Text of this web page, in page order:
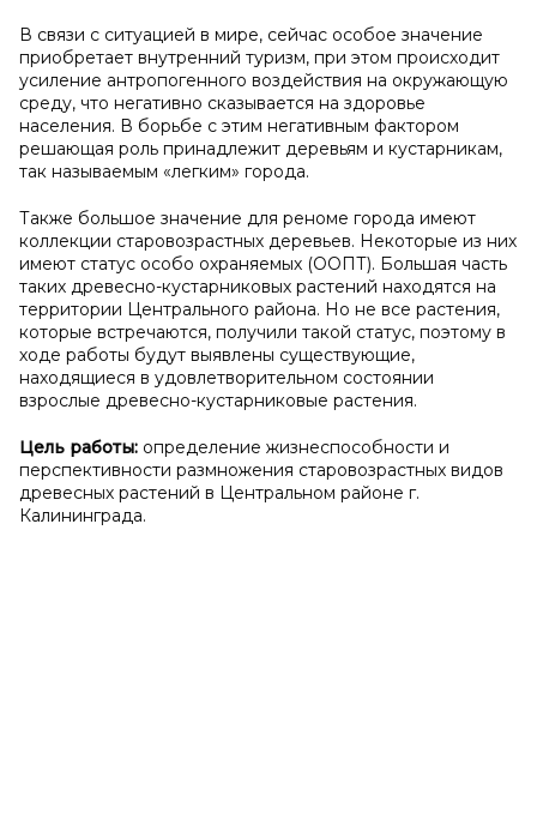
В связи с ситуацией в мире, сейчас особое значение
приобретает внутренний туризм, при этом происходит
усиление антропогенного воздействия на окружающую
среду, что негативно сказывается на здоровье
населения. В борьбе с этим негативным фактором
решающая роль принадлежит деревьям и кустарникам,
так называемым «легким» города.
Также большое значение для реноме города имеют
коллекции старовозрастных деревьев. Некоторые из них
имеют статус особо охраняемых (ООПТ). Большая часть
таких древесно-кустарниковых растений находятся на
территории Центрального района. Но не все растения,
которые встречаются, получили такой статус, поэтому в
ходе работы будут выявлены существующие,
находящиеся в удовлетворительном состоянии
взрослые древесно-кустарниковые растения.
Цель работы: определение жизнеспособности и
перспективности размножения старовозрастных видов
древесных растений в Центральном районе г.
Калининграда.